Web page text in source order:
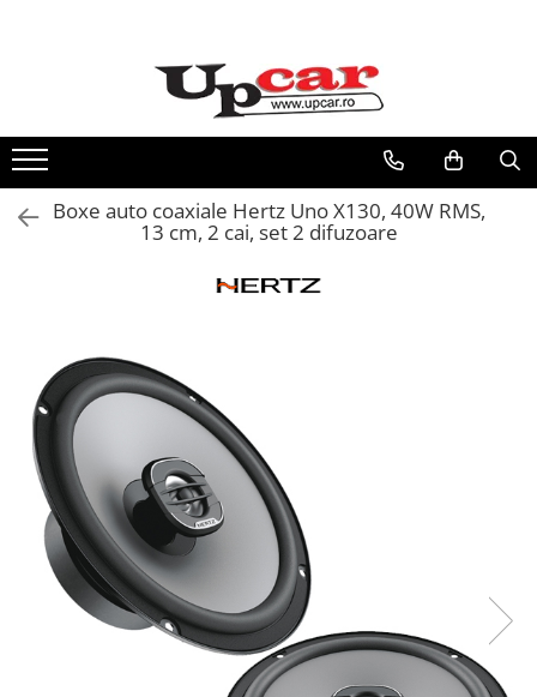
Aplice si Pendule
Electrocasnice Mici
Audio & Video
Boxe auto coaxiale Hertz Uno X130, 40W RMS,
13 cm, 2 cai, set 2 difuzoare